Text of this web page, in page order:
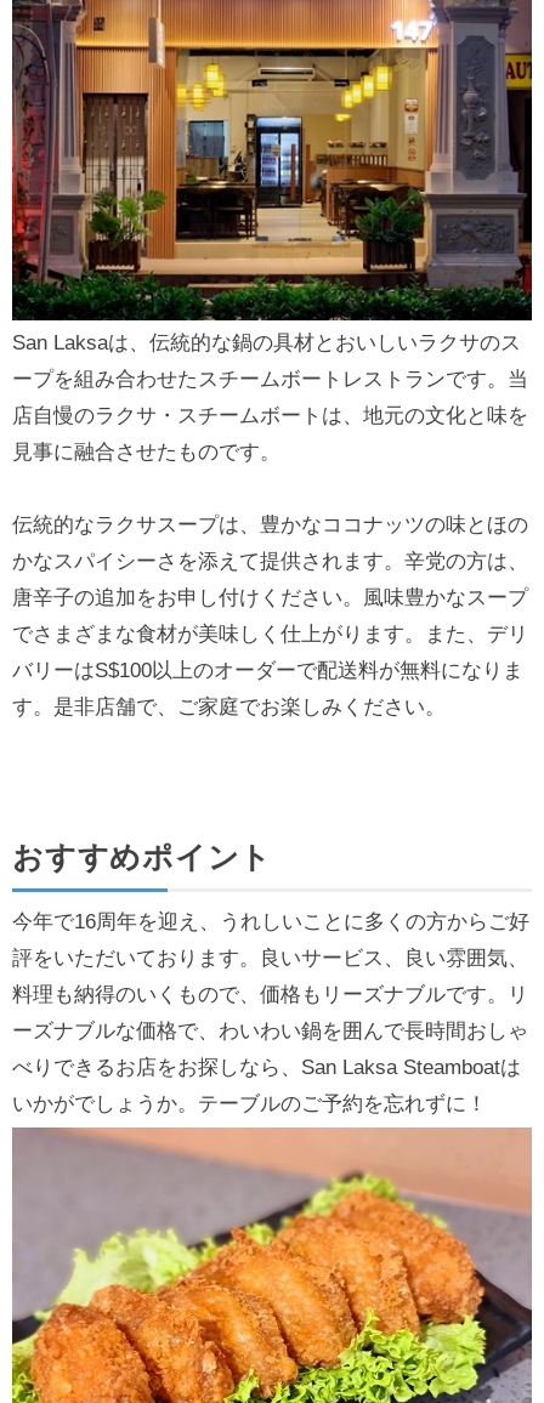
San Laksaは、伝統的な鍋の具材とおいしいラクサのス
ープを組み合わせたスチームボートレストランです。当
店自慢のラクサ・スチームボートは、地元の文化と味を
見事に融合させたものです。
伝統的なラクサスープは、豊かなココナッツの味とほの
かなスパイシーさを添えて提供されます。辛党の方は、
唐辛子の追加をお申し付けください。風味豊かなスープ
でさまざまな食材が美味しく仕上がります。また、デリ
バリーはS$100以上のオーダーで配送料が無料になりま
す。是非店舗で、ご家庭でお楽しみください。
おすすめポイント
今年で16周年を迎え、うれしいことに多くの方からご好
評をいただいております。良いサービス、良い雰囲気、
料理も納得のいくもので、価格もリーズナブルです。リ
ーズナブルな価格で、わいわい鍋を囲んで長時間おしゃ
べりできるお店をお探しなら、San Laksa Steamboatは
いかがでしょうか。テーブルのご予約を忘れずに！